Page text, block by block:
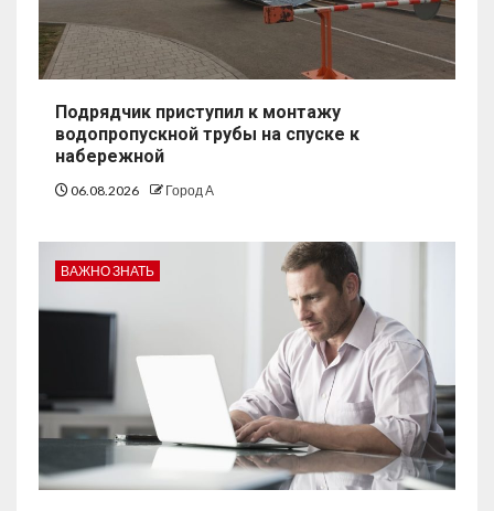
Подрядчик приступил к монтажу
водопропускной трубы на спуске к
набережной
06.08.2026 Город А
ВАЖНО ЗНАТЬ